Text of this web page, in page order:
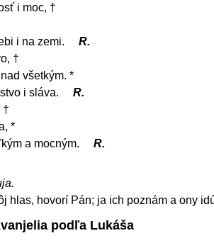
i moc, †
i na zemi.
R.
†
všetkým. *
i sláva.
R.
†
*
a mocným.
R.
hlas, hovorí Pán; ja ich poznám a ony
podľa Lukáša